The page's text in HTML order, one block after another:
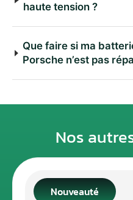
haute tension ?
Que faire si ma
Porsche n’est pas
Nos
Nouveauté